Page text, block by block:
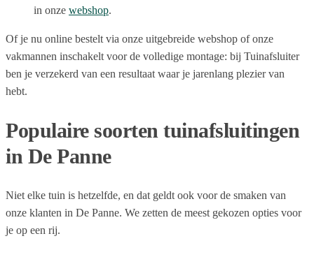
in onze webshop.
Of je nu online bestelt via onze uitgebreide webshop of onze
vakmannen inschakelt voor de volledige montage: bij Tuinafsluiter
ben je verzekerd van een resultaat waar je jarenlang plezier van
hebt.
Populaire soorten tuinafsluitingen
in De Panne
Niet elke tuin is hetzelfde, en dat geldt ook voor de smaken van
onze klanten in De Panne. We zetten de meest gekozen opties voor
je op een rij.